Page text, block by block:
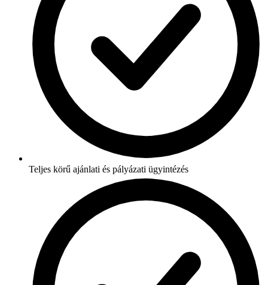
Teljes körű ajánlati és pályázati ügyintézés